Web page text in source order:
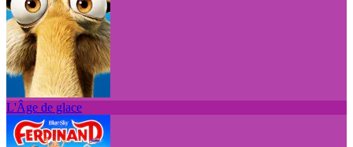
L'Âge de glace